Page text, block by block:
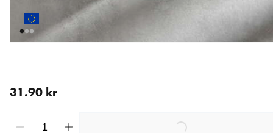
31.90 kr
Loading...